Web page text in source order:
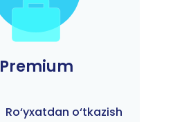
Premium
Ro‘yxatdan o‘tkazish